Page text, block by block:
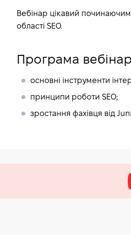
Вебінар цікавий починаючим
області SEO.
Програма
основні інструменти
принципи роботи SEO;
зростання фахівця від